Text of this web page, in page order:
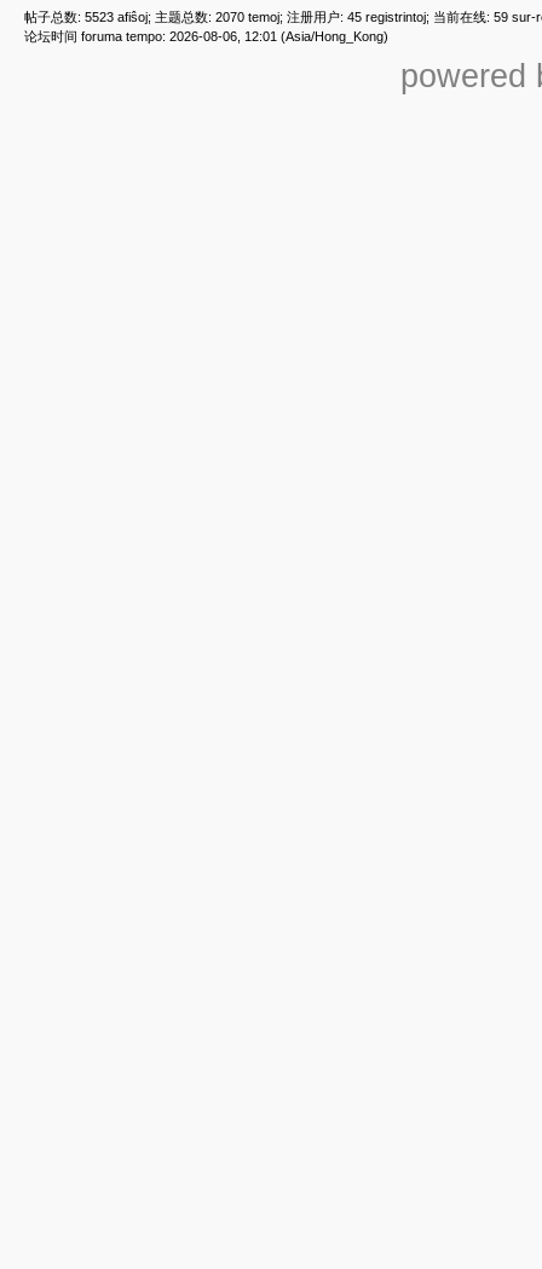
帖子总数: 5523 afiŝoj; 主题总数: 2070 temoj; 注册用户: 45 registrintoj; 当前在线: 59
论坛时间 foruma tempo: 2026-08-06, 12:01 (Asia/Hong_Kong)
powered